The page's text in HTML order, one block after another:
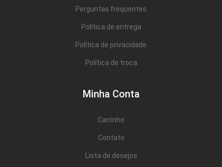
Perguntas frequentes
Política de entrega
Política de privacidade
Política de troca
Minha Conta
Carrinho
Contato
Lista de desejos